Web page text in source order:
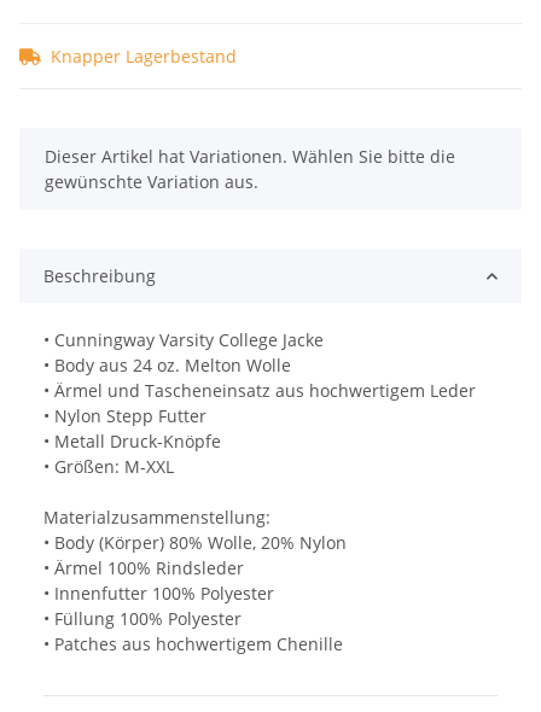
Knapper Lagerbestand
x
Dieser Artikel hat Variationen. Wählen Sie bitte die
gewünschte Variation aus.
Beschreibung
• Cunningway Varsity College Jacke
• Body aus 24 oz. Melton Wolle
• Ärmel und Tascheneinsatz aus hochwertigem Leder
• Nylon Stepp Futter
• Metall Druck-Knöpfe
• Größen: M-XXL
Materialzusammenstellung:
• Body (Körper) 80% Wolle, 20% Nylon
• Ärmel 100% Rindsleder
• Innenfutter 100% Polyester
• Füllung 100% Polyester
• Patches aus hochwertigem Chenille